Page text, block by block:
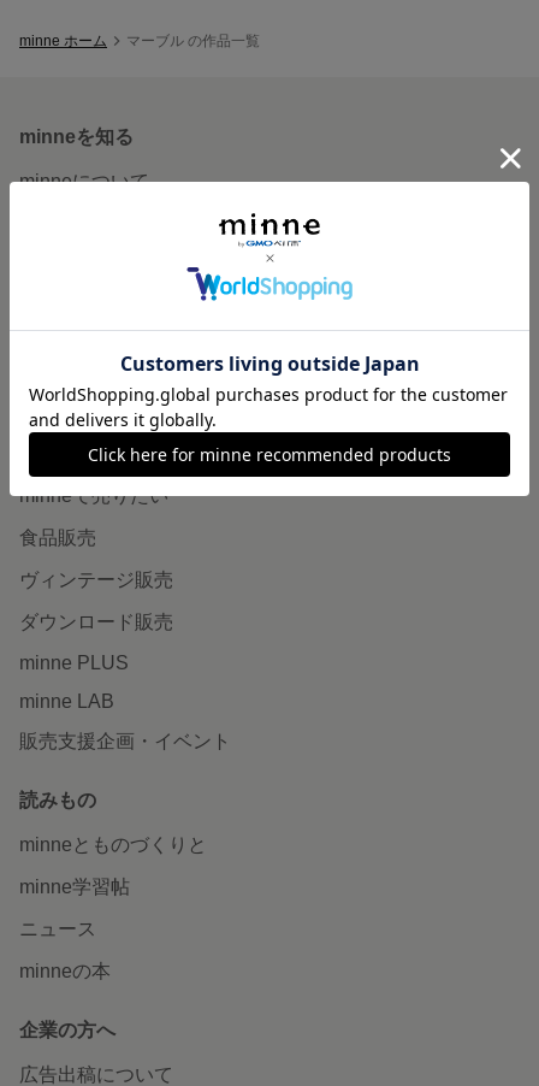
minne ホーム マーブル の作品一覧
minneを知る
minneについて
特集
作品販売について
minneで売りたい
食品販売
ヴィンテージ販売
ダウンロード販売
minne PLUS
minne LAB
販売支援企画・イベント
読みもの
minneとものづくりと
minne学習帖
ニュース
minneの本
企業の方へ
広告出稿について